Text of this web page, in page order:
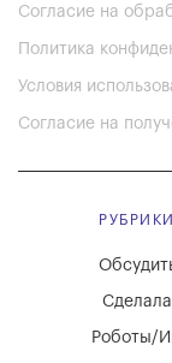
Согласие на
Политика
Условия
Согласие на
РУБРИКИ
Сделала
Роботы/